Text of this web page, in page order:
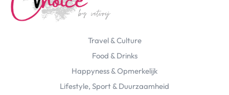
Travel & Culture
Food & Drinks
Happyness & Opmerkelijk
Lifestyle, Sport & Duurzaamheid